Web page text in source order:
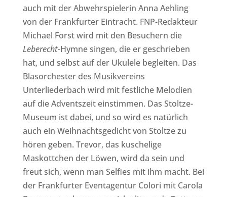
auch mit der Abwehrspielerin Anna Aehling
von der Frankfurter Eintracht. FNP-Redakteur
Michael Forst wird mit den Besuchern die
Leberecht-Hymne singen, die er geschrieben
hat, und selbst auf der Ukulele begleiten. Das
Blasorchester des Musikvereins
Unterliederbach wird mit festliche Melodien
auf die Adventszeit einstimmen. Das Stoltze-
Museum ist dabei, und so wird es natürlich
auch ein Weihnachtsgedicht von Stoltze zu
hören geben. Trevor, das kuschelige
Maskottchen der Löwen, wird da sein und
freut sich, wenn man Selfies mit ihm macht. Bei
der Frankfurter Eventagentur Colori mit Carola